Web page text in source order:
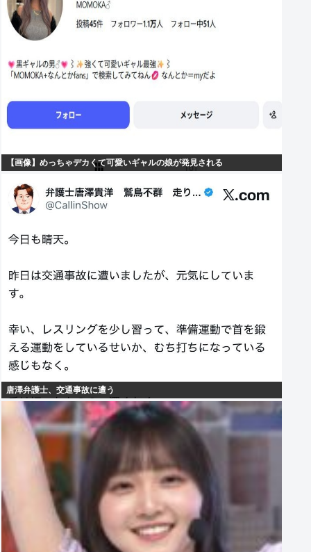
【画像】めっちゃデカくて可愛いギャルの娘が発見される
唐澤弁護士、交通事故に遭う